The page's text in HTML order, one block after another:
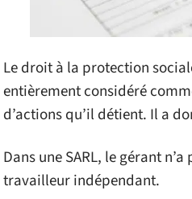
Le droit à la protection
entièrement considéré
d’actions qu’il détient. Il a
Dans une SARL, le gérant
travailleur indépendant.